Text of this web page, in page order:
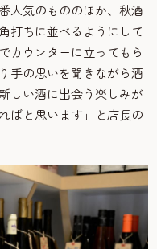
人気のもののほか、秋酒
打ちに並べるようにして
カウンターに立ってもら
手の思いを聞きながら酒
しい酒に出会う楽しみが
ばと思います」と店長の